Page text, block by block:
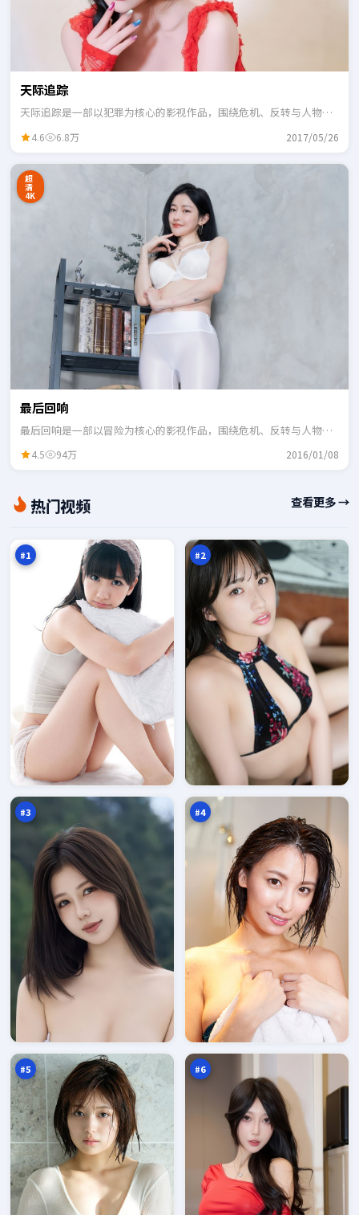
天际追踪
天际追踪是一部以犯罪为核心的影视作品，围绕危机、反转与人物成
4.6 6.8万 2017/05/26
超
清
4K
最后回响
最后回响是一部以冒险为核心的影视作品，围绕危机、反转与人物成
4.5 94万 2016/01/08
热门视频 查看更多 →
#1
海
风 98
#2
船
#3
光
年
剧97
万
#4
残
章
信
号
塔
万
#5
最
令万
#6
鸣
猎
场
95
万